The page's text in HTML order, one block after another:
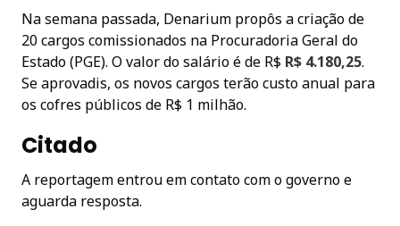
Na semana passada, Denarium propôs a criação de
20 cargos comissionados na Procuradoria Geral do
Estado (PGE). O valor do salário é de R$ R$ 4.180,25.
Se aprovadis, os novos cargos terão custo anual para
os cofres públicos de R$ 1 milhão.
Citado
A reportagem entrou em contato com o governo e
aguarda resposta.